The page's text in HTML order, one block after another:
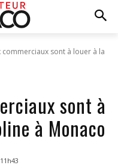
commerciaux sont à louer à la
sont à
à Monaco